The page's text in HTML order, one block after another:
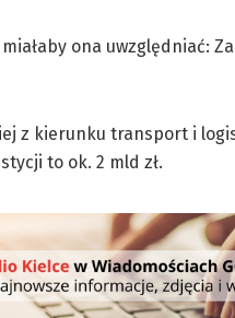
ona uwzględniać:
z kierunku transport i
to ok. 2 mld zł.